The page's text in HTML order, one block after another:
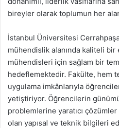
bireyler olarak toplumun her
İstanbul Üniversitesi
mühendislik alanında kaliteli
mühendisleri için sağlam bir
hedeflemektedir. Fakülte, hem
uygulama imkânlarıyla
yetiştiriyor. Öğrencilerin
problemlerine yaratıcı
olan yapısal ve teknik bilgileri